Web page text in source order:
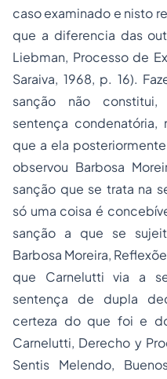
caso examinado e nisto
que a diferencia das
Liebman, Processo de
Saraiva, 1968, p. 16).
sanção não constitui,
sentença
que a ela
observou Barbosa
sanção que se trata na
só uma coisa é
sanção a que se
Barbosa Moreira,
que Carnelutti via a
sentença de dupla
certeza do que foi e
Carnelutti, Derecho y
Sentis Melendo,